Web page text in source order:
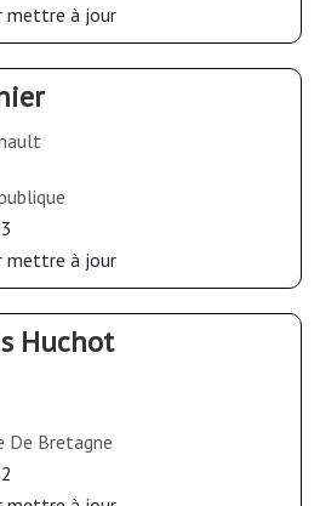
mettre à jour
mettre à jour
Huchot
De Bretagne